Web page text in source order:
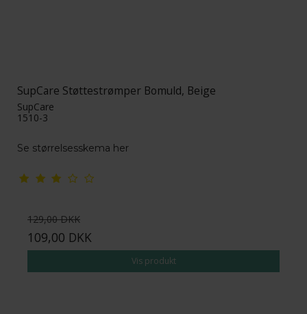
SupCare Støttestrømper Bomuld, Beige
SupCare
1510-3
Se størrelsesskema her
129,00 DKK
109,00 DKK
Vis produkt